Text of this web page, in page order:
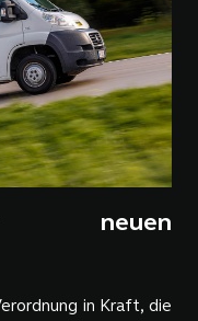
neuen
in Kraft, die